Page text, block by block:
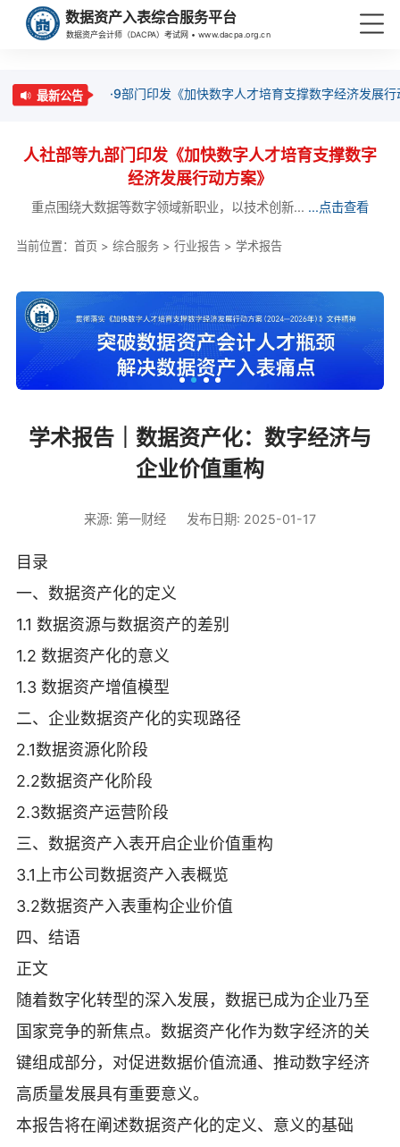
数据资产入表综合服务平台
数据资产会计师（DACPA）考试网 • www.dacpa.org.cn
最新公告 ·9部门印发《加快数字人才培育支撑数字经济发展
人社部等九部门印发《加快数字人才培育支撑数字
经济发展行动方案》
重点围绕大数据等数字领域新职业，以技术创新... ...点击查看
当前位置： 首页> 综合服务> 行业报告> 学术报告
学术报告｜数据资产化：数字经济与
企业价值重构
来源: 第一财经 发布日期: 2025-01-17
目录
一、数据资产化的定义
1.1 数据资源与数据资产的差别
1.2 数据资产化的意义
1.3 数据资产增值模型
二、企业数据资产化的实现路径
2.1数据资源化阶段
2.2数据资产化阶段
2.3数据资产运营阶段
三、数据资产入表开启企业价值重构
3.1上市公司数据资产入表概览
3.2数据资产入表重构企业价值
四、结语
正文
随着数字化转型的深入发展，数据已成为企业乃至
国家竞争的新焦点。数据资产化作为数字经济的关
键组成部分，对促进数据价值流通、推动数字经济
高质量发展具有重要意义。
本报告将在阐述数据资产化的定义、意义的基础